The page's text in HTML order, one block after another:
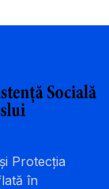
Protecția
în